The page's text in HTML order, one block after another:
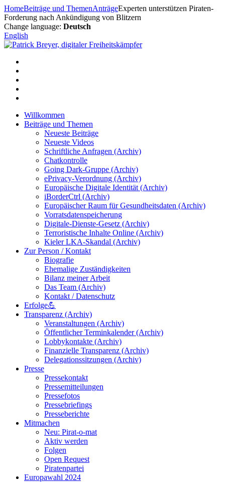
Zum
Inhalt
springen
HomeBeiträge und ThemenAnträgeExperten unterstützen Piraten-
Forderung nach Ankündigung von Blitzern
Change language: Deutsch
English
Willkommen
Beiträge und Themen
Neueste Beiträge
Neueste Videos
Schriftliche Anfragen (Archiv)
Chatkontrolle
Going Dark-Gruppe (Archiv)
ePrivacy-Verordnung (Archiv)
Europäische Digitale Identität (Archiv)
iBorderCtrl (Archiv)
Europäischer Raum für Gesundheitsdaten (Archiv)
Vorratsdatenspeicherung
Digitale-Dienste-Gesetz (Archiv)
Terroristische Inhalte Online (Archiv)
Kieler LKA-Skandal (Archiv)
Zur Person / Kontakt
Biografie
Ehemalige Zuständigkeiten
Bilanz meiner Arbeit
Das Team (Archiv)
Kontakt / Datenschutz
Erfolge💪
Transparenz (Archiv)
Veranstaltungen (Archiv)
Öffentlicher Terminkalender (Archiv)
Lobbykontakte (Archiv)
Finanzielle Transparenz (Archiv)
Delegationssitzungen (Archiv)
Presse
Pressekontakt
Pressemitteilungen
Pressefotos
Pressebriefings
Presseberichte
Mitmachen
Neu: Pirat-o-mat
Aktiv werden
Folgen
Open Request
Piratenpartei
Europawahl 2024